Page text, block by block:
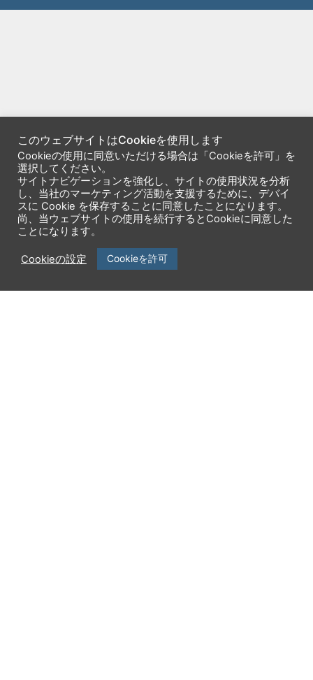
このウェブサイトはCookieを使用します
Cookieの使用に同意いただける場合は「Cookieを許可」を
選択してください。
サイトナビゲーションを強化し、サイトの使用状況を分析
し、当社のマーケティング活動を支援するために、デバイ
スに Cookie を保存することに同意したことになります。
尚、当ウェブサイトの使用を続行するとCookieに同意した
ことになります。
Cookieの設定 Cookieを許可